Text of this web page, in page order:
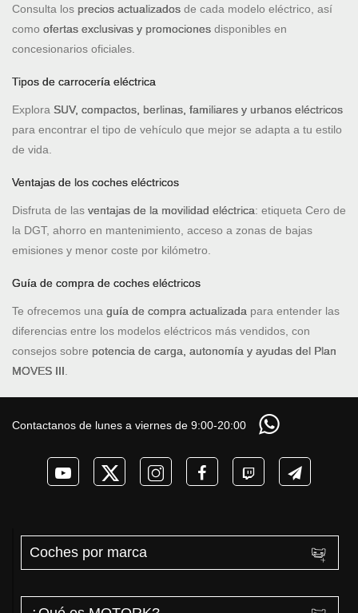
Consulta los precios actualizados de cada modelo eléctrico, así
como ofertas exclusivas y promociones disponibles en
concesionarios oficiales.
Tipos de carrocería eléctrica
Explora SUV, compactos, berlinas, familiares y urbanos eléctricos
para encontrar el tipo de vehículo que mejor se adapta a tu estilo
de vida.
Ventajas de los coches eléctricos
Disfruta de las ventajas de la movilidad eléctrica: etiqueta Cero de
la DGT, ahorro en mantenimiento, acceso a zonas de bajas
emisiones y menor coste por kilómetro.
Guía de compra de coches eléctricos
Te ofrecemos una guía de compra actualizada para entender las
diferencias entre los modelos eléctricos más vendidos, con
consejos sobre potencia de carga, autonomía y ayudas del Plan
MOVES III.
Contactanos de lunes a viernes de 9:00-20:00
Coches por marca